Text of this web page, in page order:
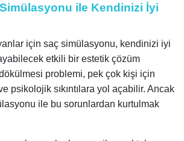
ile Kendinizi İyi
için saç simülasyonu, kendinizi iyi
etkili bir estetik çözüm
problemi, pek çok kişi için
psikolojik sıkıntılara yol açabilir. Ancak
ile bu sorunlardan kurtulmak